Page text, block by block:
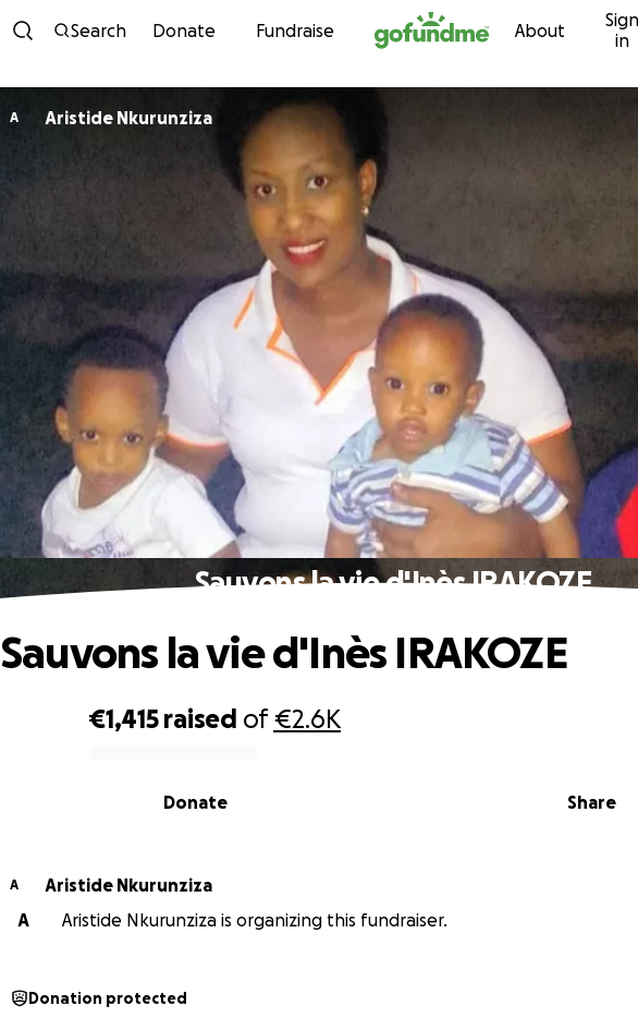
Skip to content
Search Donate Fundraise About
Sign
in
A Aristide Nkurunziza
Sauvons la vie d'Inès IRAKOZE
€1,415 raised of€2.6K
Share
Donate
Sauvons la vie d'Inès IRAKOZE
A
Aristide Nkurunziza
A
Aristide Nkurunziza is organizing this fundraiser.
Donation protected